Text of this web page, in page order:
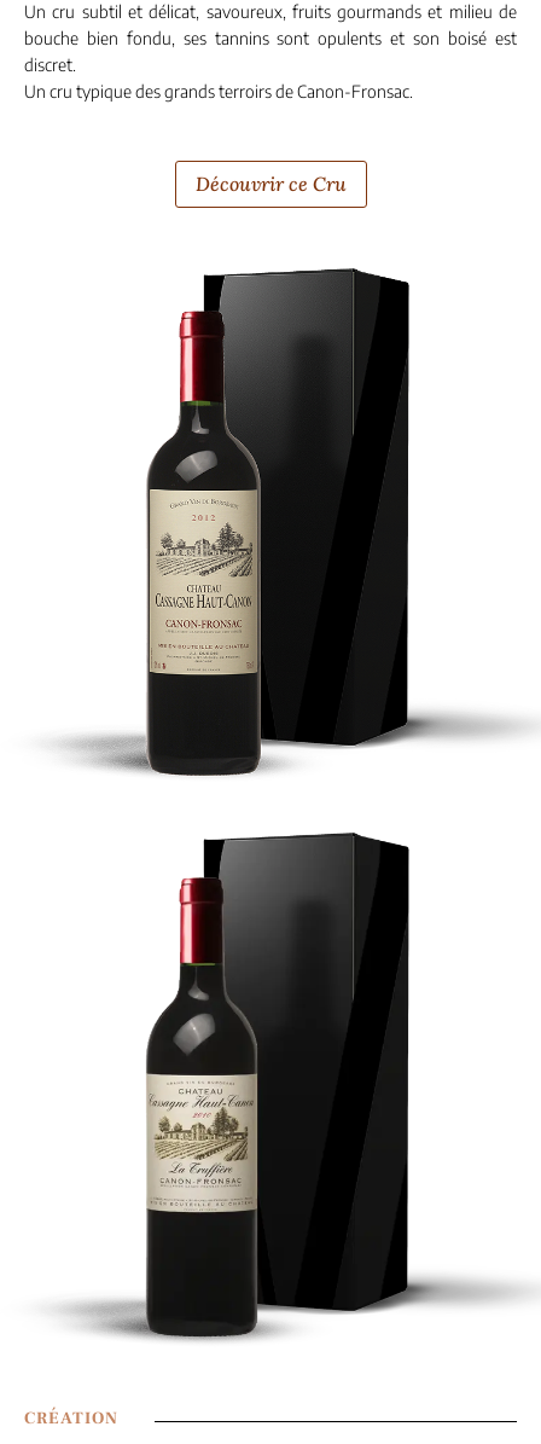
Un cru subtil et délicat, savoureux, fruits gourmands et milieu de
bouche bien fondu, ses tannins sont opulents et son boisé est
discret.
Un cru typique des grands terroirs de Canon-Fronsac.
Découvrir ce Cru
CRÉATION